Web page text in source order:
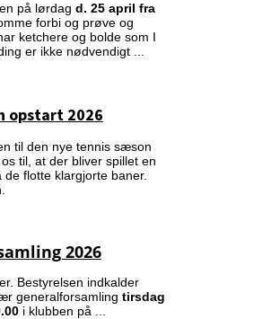
på lørdag d. 25 april fra
forbi og prøve og
ketchere og bolde som I
er ikke nødvendigt ...
opstart 2026
til den nye tennis sæson
til, at der bliver spillet en
de flotte klargjorte baner.
2026
Bestyrelsen indkalder
generalforsamling tirsdag
i klubben på ...